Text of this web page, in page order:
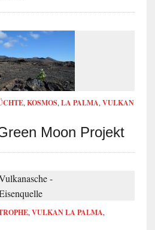
,KOSMOS,LA PALMA,VULKAN
Moon Projekt
,VULKAN LA PALMA,